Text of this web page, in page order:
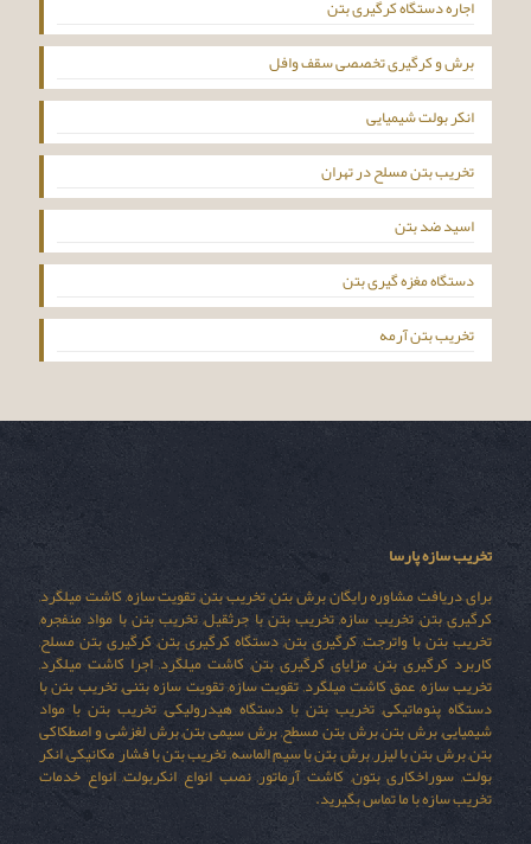
اجاره دستگاه کرگیری بتن
برش و کرگیری تخصصی سقف وافل
انکر بولت شیمیایی
تخریب بتن مسلح در تهران
اسید ضد بتن
دستگاه مغزه گیری بتن
تخریب بتن آرمه
تخریب سازه پارسا
برای دریافت مشاوره رایگان برش بتن, تخریب بتن, تقویت سازه, کاشت میلگرد,
کرگیری بتن, تخریب سازه, تخریب بتن با جرثقیل, تخریب بتن با مواد منفجره,
تخریب بتن با واترجت, کرگیری بتن, دستگاه کرگیری بتن, کرگیری بتن مسلح,
کاربرد کرگیری بتن, مزایای کرگیری بتن, کاشت میلگرد, اجرا کاشت میلگرد,
تخریب سازه, عمق کاشت میلگرد, تقویت سازه, تقویت سازه بتنی, تخریب بتن با
دستگاه پنوماتیکی, تخریب بتن با دستگاه هیدرولیکی, تخریب بتن با مواد
شیمیایی, برش بتن, برش بتن مسطح, برش سیمی بتن, برش لغزشی و اصطکاکی
بتن, برش بتن با لیزر, برش بتن با سیم الماسه, تخریب بتن با فشار مکانیکی, انکر
بولت, سوراخکاری بتون, کاشت آرماتور, نصب انواع انکربولت, انواع خدمات
تخریب سازه با ما تماس بگیرید.